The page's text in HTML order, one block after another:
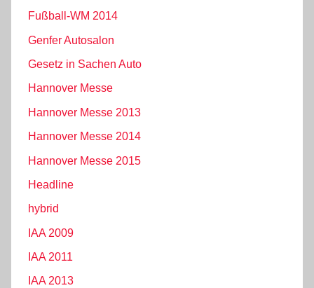
Fußball-WM 2014
Genfer Autosalon
Gesetz in Sachen Auto
Hannover Messe
Hannover Messe 2013
Hannover Messe 2014
Hannover Messe 2015
Headline
hybrid
IAA 2009
IAA 2011
IAA 2013